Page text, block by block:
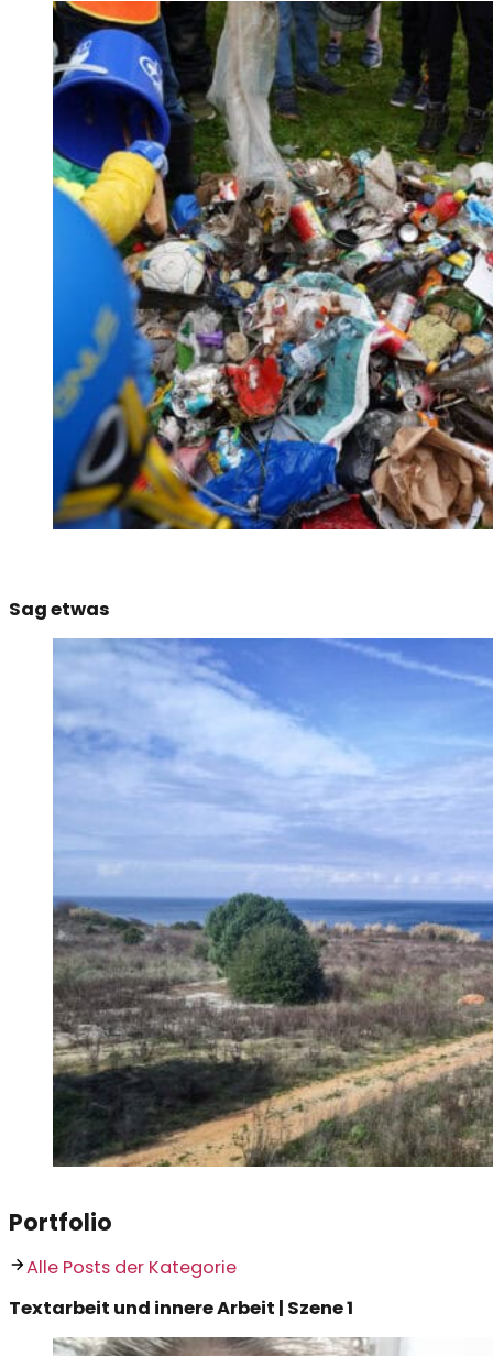
Sag etwas
Portfolio
Alle Posts der Kategorie
Textarbeit und innere Arbeit | Szene 1